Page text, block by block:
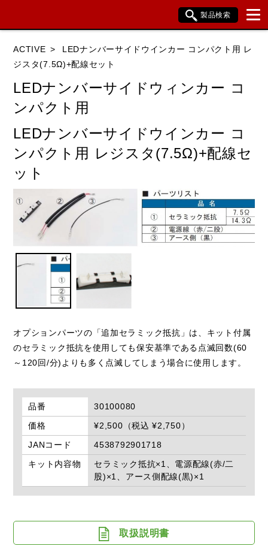
製品検索
車種検索
アイテム検索
HONDA YAMAHA
KAWASAKI BMW DUCATI
HARLEY DAVIDSON KTM TRIUMPH
ACTIVE
LEDナンバーサイドウインカー コンパクト用 レ
ジスタ(7.5Ω)+配線セット
LEDナンバーサイドウィンカー コ
ンパクト用
LEDナンバーサイドウインカー コ
ンパクト用 レジスタ(7.5Ω)+配線セ
ット
オプションパーツの「追加セラミック抵抗」は、キット付属
のセラミック抵抗を使用しても保安基準である点滅回数(60
～120回/分)よりも多く点滅してしまう場合に使用します。
品番
30100080
価格
¥2,500（税込 ¥2,750）
JANコード
4538792901718
キット内容物
セラミック抵抗×1、電源配線(赤/二
股)×1、アース側配線(黒)×1
取扱説明書